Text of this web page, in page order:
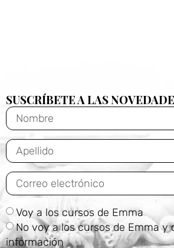
SUSCRÍBETE A LAS
Voy a los cursos de Emma
No voy a los cursos de Emma y
información